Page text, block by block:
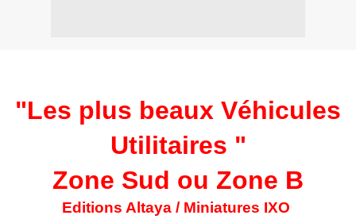
"Les plus beaux Véhicules
Utilitaires "
Zone Sud ou Zone B
Editions Altaya / Miniatures IXO